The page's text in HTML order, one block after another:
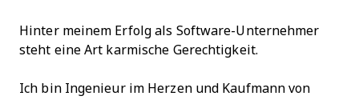
Hinter meinem Erfolg als Software-Unternehmer
steht eine Art karmische Gerechtigkeit.
Ich bin Ingenieur im Herzen und Kaufmann von